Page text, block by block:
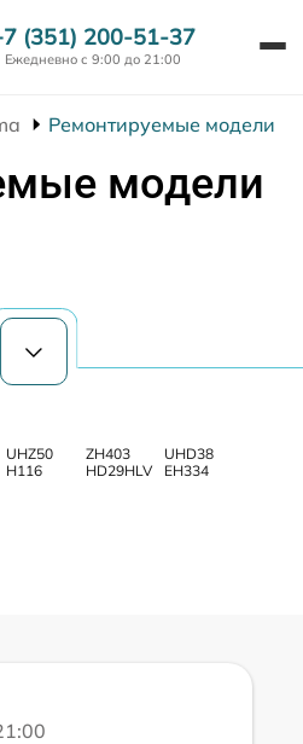
(351) 200-51-37
Ежедневно с 9:00 до 21:00
Ремонтируемые модели
модели
UHZ50 ZH403
UHD38
H116 HD29HLV
EH334